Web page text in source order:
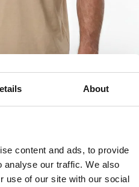
About
content and ads, to provide
analyse our traffic. We also
use of our site with our social